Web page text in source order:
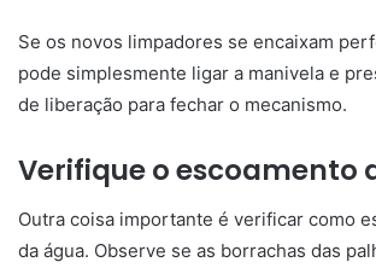
Se os novos limpadores se encaixam
pode simplesmente ligar a manivela e
de liberação para fechar o mecanismo.
Verifique o escoamento
Outra coisa importante é verificar como
da água. Observe se as borrachas das